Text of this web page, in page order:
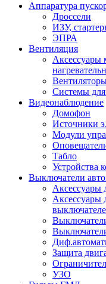
Аппаратура
Дроссели
ИЗУ,
ЭПРА
Вентиляция
Аксессуары
Системы
Видеонаблюдение
Домофон
Источники
Модули
Табло
Устройства
Выключатели
Аксессуары
Аксессуары
Защита
УЗО